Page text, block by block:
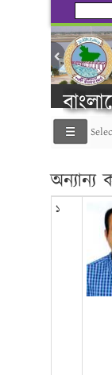
অন্যান্য
১